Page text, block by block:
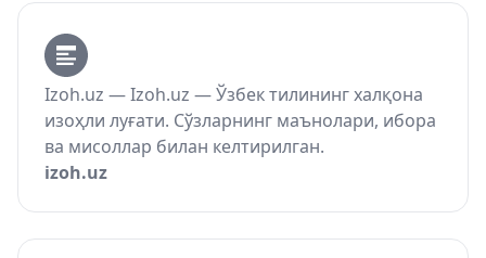
Izoh.uz — Izoh.uz — Ўзбек тилининг халқона
изоҳли луғати. Сўзларнинг маънолари, ибора
ва мисоллар билан келтирилган.
izoh.uz